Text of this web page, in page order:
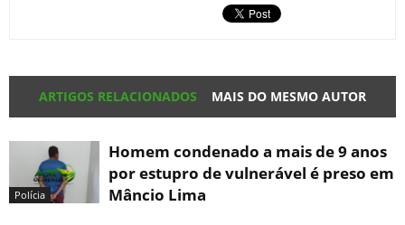
ARTIGOS RELACIONADOS MAIS DO MESMO AUTOR
Polícia
Homem condenado a mais de 9 anos
por estupro de vulnerável é preso em
Mâncio Lima